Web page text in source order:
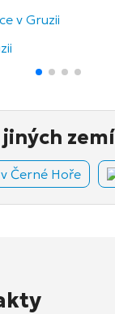
v Gruzii
Černé Hoře